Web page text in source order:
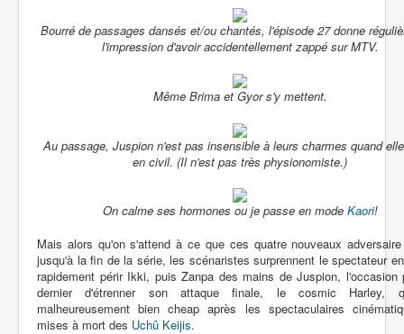
Bourré de passages dansés et/ou chantés, l'épisode 27 donne
l'impression d'avoir accidentellement zappé sur MTV.
Même Brima et Gyor s'y mettent.
Au passage, Juspion n'est pas insensible à leurs charmes quand
en civil. (Il n'est pas très physionomiste.)
On calme ses hormones ou je passe en mode Kaori!
Mais alors qu'on s'attend à ce que ces quatre nouveaux
jusqu'à la fin de la série, les scénaristes surprennent le spectateur
rapidement périr Ikki, puis Zanpa des mains de Juspion, l'occasion
dernier d'étrenner son attaque finale, le cosmic Harley,
malheureusement bien cheap après les spectaculaires
mises à mort des Uchû Keijis.